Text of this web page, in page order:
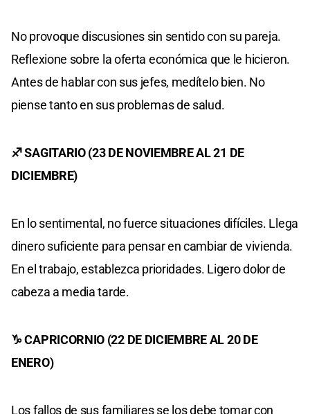
No provoque discusiones sin sentido con su pareja.
Reflexione sobre la oferta económica que le hicieron.
Antes de hablar con sus jefes, medítelo bien. No
piense tanto en sus problemas de salud.
♐ SAGITARIO (23 DE NOVIEMBRE AL 21 DE
DICIEMBRE)
En lo sentimental, no fuerce situaciones difíciles. Llega
dinero suficiente para pensar en cambiar de vivienda.
En el trabajo, establezca prioridades. Ligero dolor de
cabeza a media tarde.
♑ CAPRICORNIO (22 DE DICIEMBRE AL 20 DE
ENERO)
Los fallos de sus familiares se los debe tomar con